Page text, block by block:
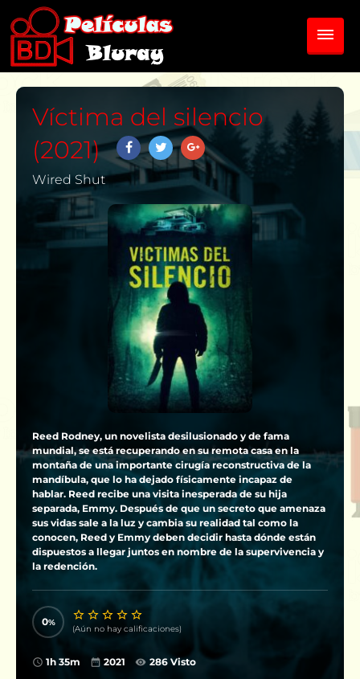
Víctima del silencio
(2021)
Wired Shut
Reed Rodney, un novelista desilusionado y de fama
mundial, se está recuperando en su remota casa en la
montaña de una importante cirugía reconstructiva de la
mandíbula, que lo ha dejado físicamente incapaz de
hablar. Reed recibe una visita inesperada de su hija
separada, Emmy. Después de que un secreto que amenaza
sus vidas sale a la luz y cambia su realidad tal como la
conocen, Reed y Emmy deben decidir hasta dónde están
dispuestos a llegar juntos en nombre de la supervivencia y
la redención.
0
(Aún no hay calificaciones)
1h 35m 2021 286 Visto